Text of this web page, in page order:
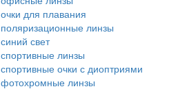
очки для плавания
поляризационные линзы
синий свет
спортивные линзы
спортивные очки с диоптриями
фотохромные линзы